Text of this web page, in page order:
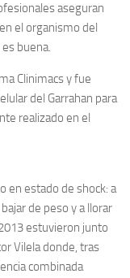
aseguran
el organismo del
buena.
Clinimacs y fue
del Garrahan para
realizado en el
en estado de shock: a
de peso y a llorar
estuvieron junto
Vilela donde, tras
combinada